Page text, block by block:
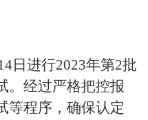
日进行2023年第2批
。经过严格把控报
等程序，确保认定